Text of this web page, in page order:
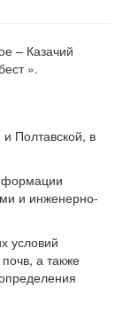
– Казачий
».
Полтавской, в
и инженерно-
условий
а также